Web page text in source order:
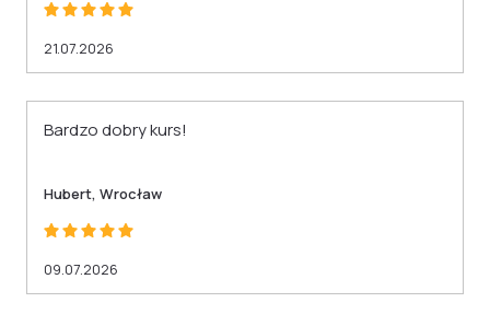
21.07.2026
Bardzo dobry kurs!
Hubert, Wrocław
09.07.2026